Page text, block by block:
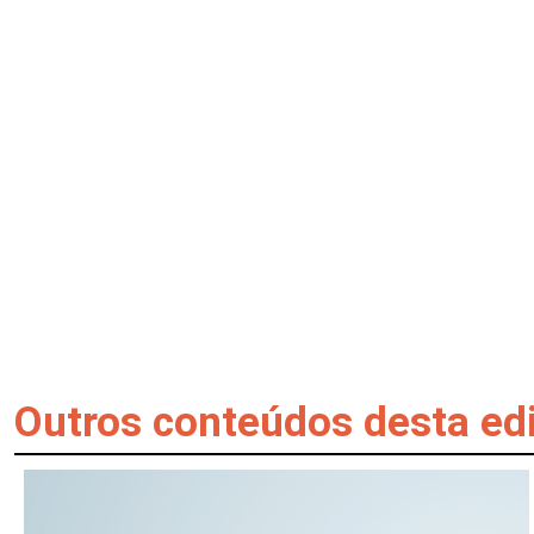
Outros conteúdos desta